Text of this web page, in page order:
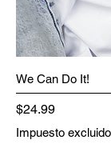
We Can Do It!
Precio
$24.99
Impuesto excluido